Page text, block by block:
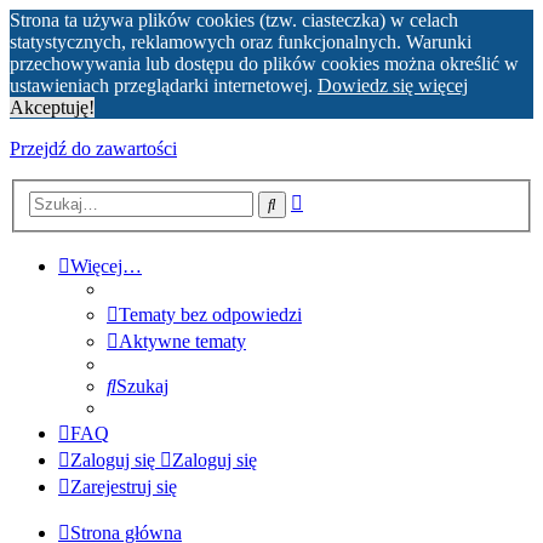
Strona ta używa plików cookies (tzw. ciasteczka) w celach
statystycznych, reklamowych oraz funkcjonalnych. Warunki
przechowywania lub dostępu do plików cookies można określić w
ustawieniach przeglądarki internetowej. Dowiedz się więcej
Akceptuję!
Przejdź do zawartości
Szukaj
Więcej…
Tematy bez odpowiedzi
Aktywne tematy
Szukaj
FAQ
Zaloguj się
Zaloguj się
Zarejestruj się
Strona główna